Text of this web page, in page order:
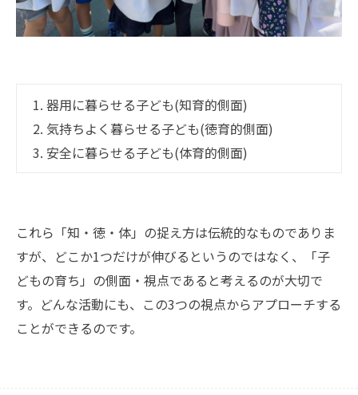
1. 器用に暮らせる子ども(知育的側面)
2. 気持ちよく暮らせる子ども(徳育的側面)
3. 安全に暮らせる子ども(体育的側面)
これら「知・徳・体」の捉え方は伝統的なものでありま
すが、どこか1つだけが伸びるというのではなく、「子
どもの育ち」の側面・視点であると考えるのが大切で
す。どんな活動にも、この3つの視点からアプローチする
ことができるのです。